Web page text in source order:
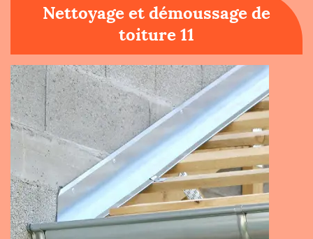
Nettoyage et démoussage de
toiture 11